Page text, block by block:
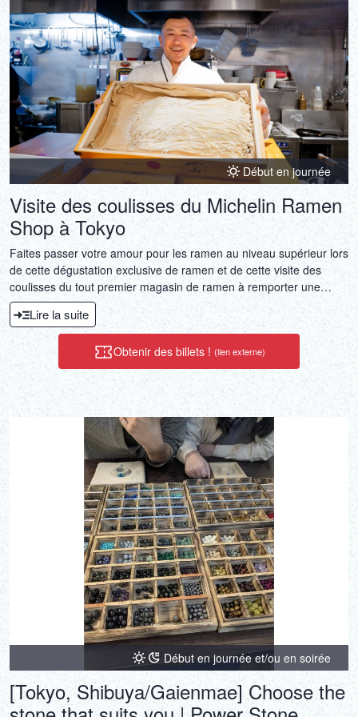
Début en journée
Visite des coulisses du Michelin Ramen
Shop à Tokyo
Faites passer votre amour pour les ramen au niveau supérieur lors
de cette dégustation exclusive de ramen et de cette visite des
coulisses du tout premier magasin de ramen à remporter une
étoile Michelin, dans le quartier de Shibuya à Tokyo.
Lire la suite
Obtenir des billets ! (lien externe)
Début en journée et/ou en soirée
[Tokyo, Shibuya/Gaienmae] Choose the